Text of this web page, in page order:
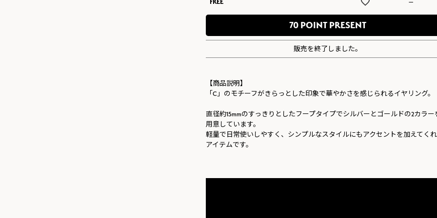
FREE —
70
販売を終了しました。
【商品説明】
「C」のモチーフがきらっとした印象で華やかさを感じられるイヤリング。
直径約15mmのすっきりとしたフープタイプでシルバーとゴールドの2カラー
用意しています。
軽量で日常使いしやすく、シンプルなスタイルにもアクセントを加えてく
アイテムです。